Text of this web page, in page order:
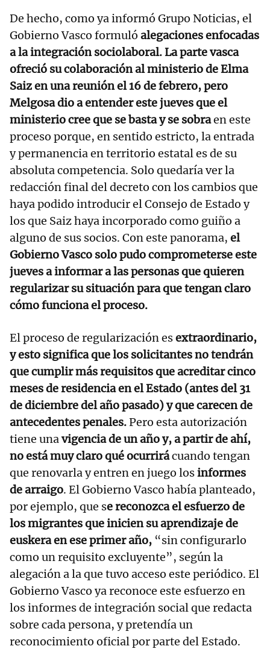
De hecho, como ya informó Grupo Noticias, el
Gobierno Vasco formuló alegaciones enfocadas
a la integración sociolaboral. La parte vasca
ofreció su colaboración al ministerio de Elma
Saiz en una reunión el 16 de febrero, pero
Melgosa dio a entender este jueves que el
ministerio cree que se basta y se sobraen este
proceso porque, en sentido estricto, la entrada
y permanencia en territorio estatal es de su
absoluta competencia. Solo quedaría ver la
redacción final del decreto con los cambios que
haya podido introducir el Consejo de Estado y
los que Saiz haya incorporado como guiño a
alguno de sus socios. Con este panorama, el
Gobierno Vasco solo pudo comprometerse este
jueves a informar a las personas que quieren
regularizar su situación para que tengan claro
cómo funciona el proceso.
El proceso de regularización esextraordinario,
y esto significa que los solicitantes no tendrán
que cumplir más requisitos que acreditar cinco
meses de residencia en el Estado (antes del 31
de diciembre del año pasado) y que carecen de
antecedentes penales.Pero esta autorización
tiene unavigencia de un año y, a partir de ahí,
no está muy claro qué ocurrirácuando tengan
que renovarla y entren en juego losinformes
de arraigo. El Gobierno Vasco había planteado,
por ejemplo, que se reconozca el esfuerzo de
los migrantes que inicien su aprendizaje de
euskera en ese primer año, “sin configurarlo
como un requisito excluyente”, según la
alegación a la que tuvo acceso este periódico. El
Gobierno Vasco ya reconoce este esfuerzo en
los informes de integración social que redacta
sobre cada persona, y pretendía un
reconocimiento oficial por parte del Estado.